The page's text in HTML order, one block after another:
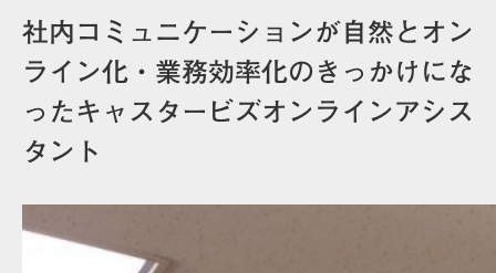
社内コミュニケーションが自然とオン
ライン化・業務効率化のきっかけにな
ったキャスタービズオンラインアシス
タント